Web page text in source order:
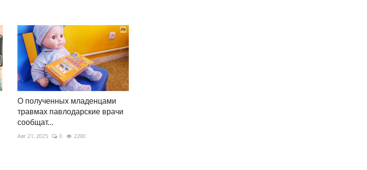
О полученных младенцами
травмах павлодарские врачи
сообщат...
Авг 21, 2025 0 2200